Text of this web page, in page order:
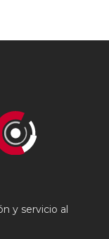
y servicio al